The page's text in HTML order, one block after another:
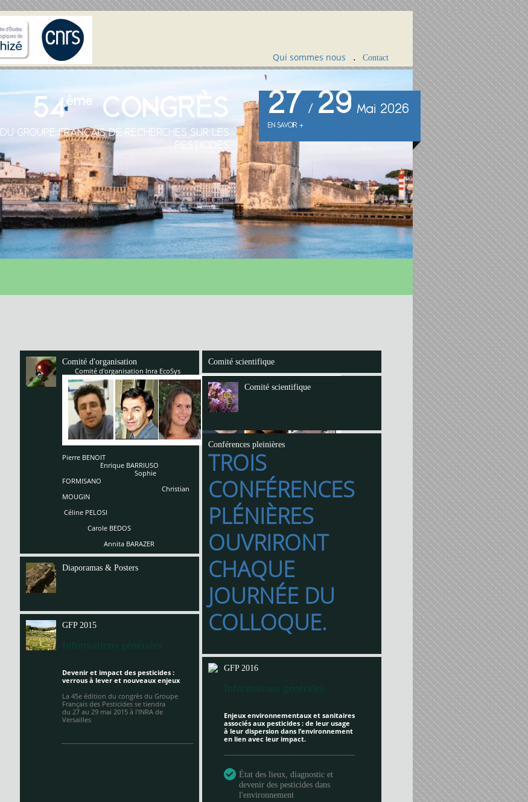
Qui sommes nous . Contact
54ème CONGRÈS
DU GROUPE FRANÇAIS DE RECHERCHES SUR LES
PESTICIDES
27 / 29 Mai 2026
EN SAVOIR +
Comité d'organisation
Comité d'organisation Inra EcoSys
Pierre BENOIT
Enrique BARRIUSO
Sophie
FORMISANO
Christian
MOUGIN
Céline PELOSI
Carole BEDOS
Annita BARAZER
Comité scientifique
Comité scientifique
Conférences pleinières
TROIS
CONFÉRENCES
PLÉNIÈRES
OUVRIRONT
CHAQUE
JOURNÉE DU
COLLOQUE.
Diaporamas & Posters
GFP 2015
Informations générales
Devenir et impact des pesticides :
verrous à lever et nouveaux enjeux
La 45e édition du congrès du Groupe
Français des Pesticides se tiendra
du 27 au 29 mai 2015 à l'INRA de
Versailles
GFP 2016
Informations générales
Enjeux environnementaux et sanitaires
associés aux pesticides : de leur usage
à leur dispersion dans l’environnement
en lien avec leur impact.
État des lieux, diagnostic et
devenir des pesticides dans
l'environnement